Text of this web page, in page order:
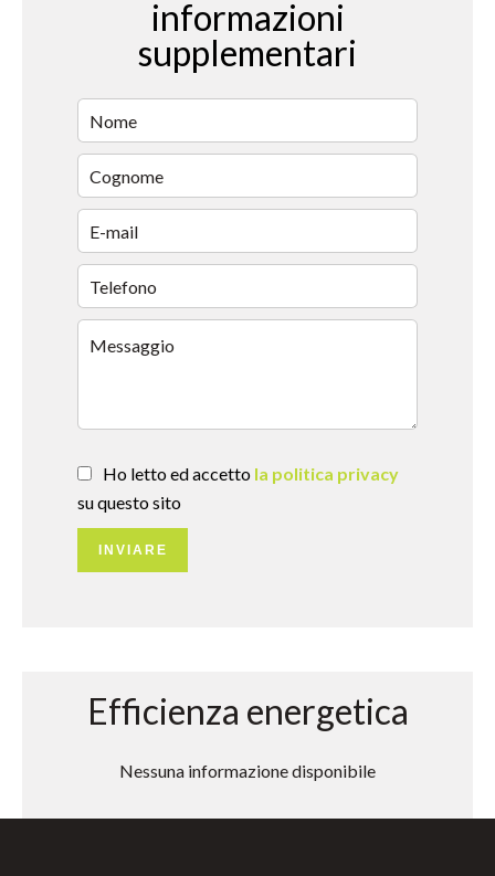
informazioni
supplementari
Ho letto ed accetto la politica privacy
su questo sito
INVIARE
Efficienza energetica
Nessuna informazione disponibile